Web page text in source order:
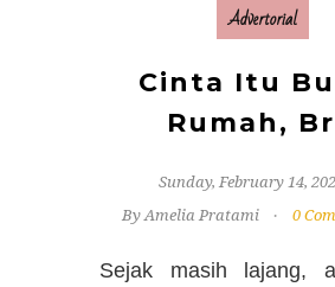
Advertorial
Cinta Itu
Rumah,
Sunday, February 14,
By Amelia Pratami
0
Sejak masih lajang,